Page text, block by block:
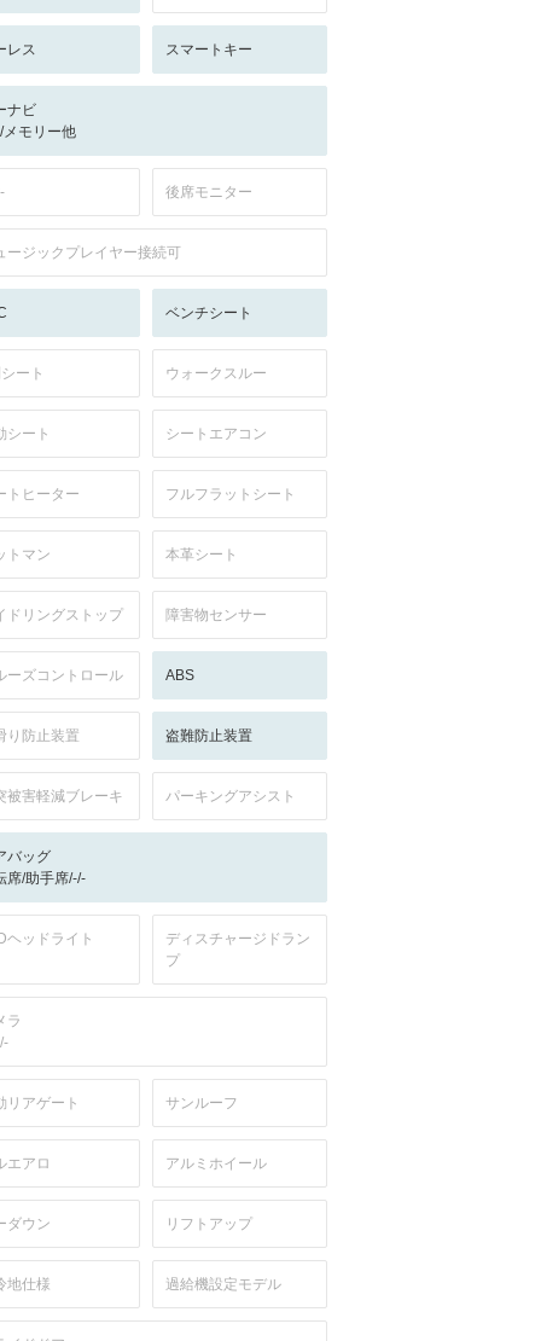
レス スマートキー
ナビ
メモリー他
後席モニター
ージックプレイヤー接続可
ベンチシート
ート ウォークスルー
シート シートエアコン
トヒーター フルフラットシート
トマン 本革シート
ドリングストップ 障害物センサー
ーズコントロール ABS
り防止装置 盗難防止装置
被害軽減ブレーキ パーキングアシスト
バッグ
席/助手席/-/-
ヘッドライト
ディスチャージドラン
プ
ラ
リアゲート サンルーフ
エアロ アルミホイール
ダウン リフトアップ
地仕様 過給機設定モデル